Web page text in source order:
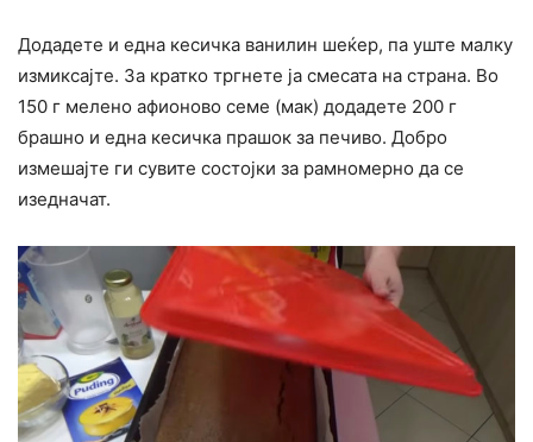
Додадете и една кесичка ванилин шеќер, па уште малку
измиксајте. За кратко тргнете ја смесата на страна. Во
150 г мелено афионово семе (мак) додадете 200 г
брашно и една кесичка прашок за печиво. Добро
измешајте ги сувите состојки за рамномерно да се
изедначат.